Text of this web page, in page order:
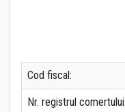
Cod fiscal:
Nr. registrul comertului: